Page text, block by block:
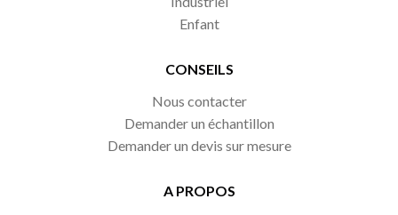
Enfant
CONSEILS
Nous contacter
Demander un échantillon
Demander un devis sur mesure
A PROPOS